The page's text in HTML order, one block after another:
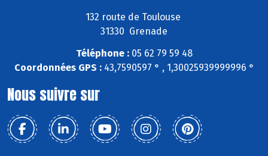
132 route de Toulouse
31330 Grenade
Téléphone :05 62 79 59 48
Coordonnées GPS :43,7590597 ° , 1,30025939999996 °
Nous suivre sur